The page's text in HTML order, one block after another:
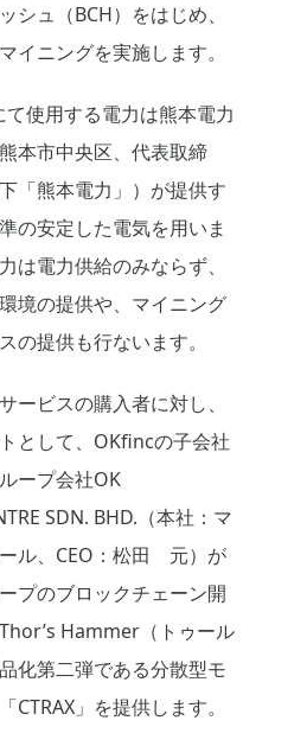
シュ（BCH）をはじめ、
イニングを実施します。
て使用する電力は熊本電力
本市中央区、代表取締
「熊本電力」）が提供す
の安定した電気を用いま
は電力供給のみならず、
境の提供や、マイニング
の提供も行ないます。
ービスの購入者に対し、
として、OKfincの子会社
ープ会社OK
SDN. BHD.（本社：マ
ル、CEO：松田 元）が
プのブロックチェーン開
Hammer（トゥール
化第二弾である分散型モ
CTRAX」を提供します。